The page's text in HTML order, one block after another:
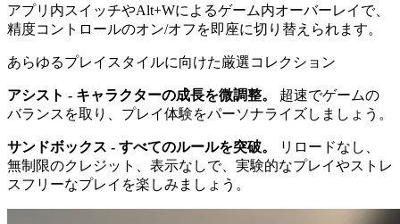
アプリ内スイッチやAlt+Wによるゲーム内オーバーレイで、
精度コントロールのオン/オフを即座に切り替えられます。
あらゆるプレイスタイルに向けた厳選コレクション
アシスト - キャラクターの成長を微調整。
超速でゲームの
バランスを取り、プレイ体験をパーソナライズしましょう。
サンドボックス - すべてのルールを突破。
リロードなし、
無制限のクレジット、表示なしで、実験的なプレイやストレ
スフリーなプレイを楽しみましょう。